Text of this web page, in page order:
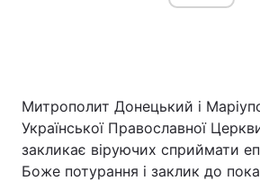
Митрополит Донецький і
Української Православної
закликає віруючих сприймати
Боже потурання і заклик до